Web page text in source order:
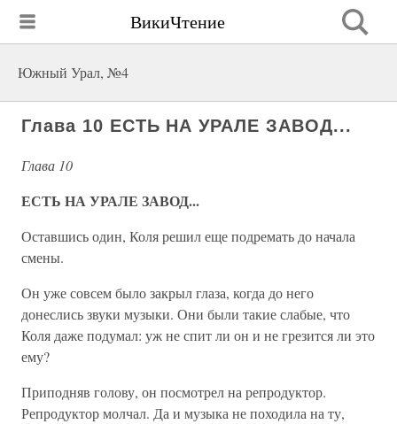
ВикиЧтение
Южный Урал, №4
Глава 10 ЕСТЬ НА УРАЛЕ ЗАВОД...
Глава 10
ЕСТЬ НА УРАЛЕ ЗАВОД...
Оставшись один, Коля решил еще подремать до начала
смены.
Он уже совсем было закрыл глаза, когда до него
донеслись звуки музыки. Они были такие слабые, что
Коля даже подумал: уж не спит ли он и не грезится ли это
ему?
Приподняв голову, он посмотрел на репродуктор.
Репродуктор молчал. Да и музыка не походила на ту,